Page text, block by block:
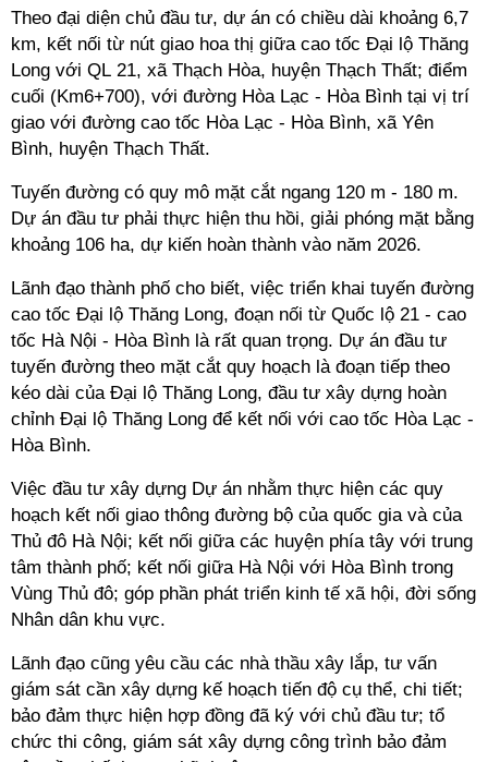
Theo đại diện chủ đầu tư, dự án có chiều dài khoảng 6,7
km, kết nối từ nút giao hoa thị giữa cao tốc Đại lộ Thăng
Long với QL 21, xã Thạch Hòa, huyện Thạch Thất; điểm
cuối (Km6+700), với đường Hòa Lạc - Hòa Bình tại vị trí
giao với đường cao tốc Hòa Lạc - Hòa Bình, xã Yên
Bình, huyện Thạch Thất.
Tuyến đường có quy mô mặt cắt ngang 120 m - 180 m.
Dự án đầu tư phải thực hiện thu hồi, giải phóng mặt bằng
khoảng 106 ha, dự kiến hoàn thành vào năm 2026.
Lãnh đạo thành phố cho biết, việc triển khai tuyến đường
cao tốc Đại lộ Thăng Long, đoạn nối từ Quốc lộ 21 - cao
tốc Hà Nội - Hòa Bình là rất quan trọng. Dự án đầu tư
tuyến đường theo mặt cắt quy hoạch là đoạn tiếp theo
kéo dài của Đại lộ Thăng Long, đầu tư xây dựng hoàn
chỉnh Đại lộ Thăng Long để kết nối với cao tốc Hòa Lạc -
Hòa Bình.
Việc đầu tư xây dựng Dự án nhằm thực hiện các quy
hoạch kết nối giao thông đường bộ của quốc gia và của
Thủ đô Hà Nội; kết nối giữa các huyện phía tây với trung
tâm thành phố; kết nối giữa Hà Nội với Hòa Bình trong
Vùng Thủ đô; góp phần phát triển kinh tế xã hội, đời sống
Nhân dân khu vực.
Lãnh đạo cũng yêu cầu các nhà thầu xây lắp, tư vấn
giám sát cần xây dựng kế hoạch tiến độ cụ thể, chi tiết;
bảo đảm thực hiện hợp đồng đã ký với chủ đầu tư; tổ
chức thi công, giám sát xây dựng công trình bảo đảm